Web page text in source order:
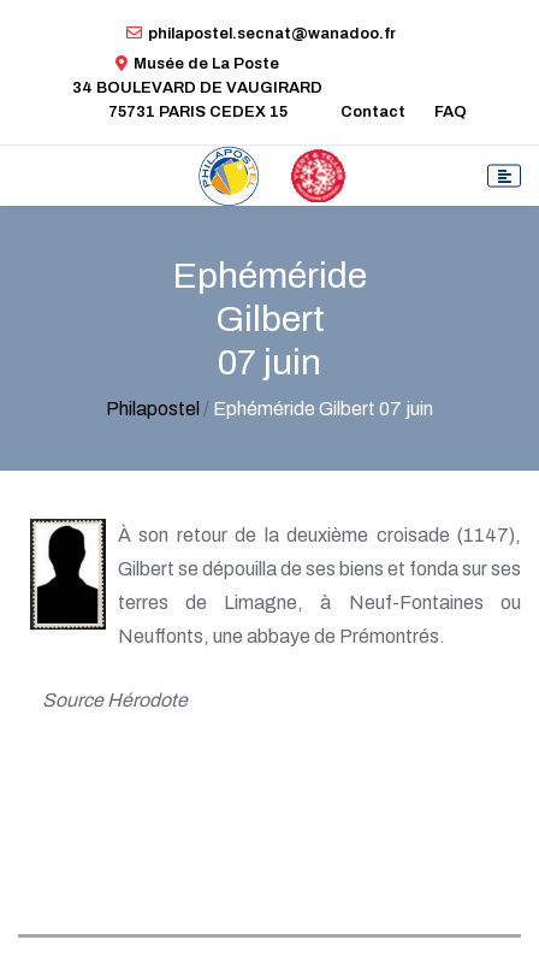
philapostel.secnat@wanadoo.fr
Musée de La Poste
34 BOULEVARD DE VAUGIRARD
75731 PARIS CEDEX 15
Contact FAQ
Ephéméride
Gilbert
07 juin
Philapostel / Ephéméride Gilbert 07 juin
À son retour de la deuxième croisade (1147),
Gilbert se dépouilla de ses biens et fonda sur ses
terres de Limagne, à Neuf-Fontaines ou
Neuffonts, une abbaye de Prémontrés.
Source Hérodote